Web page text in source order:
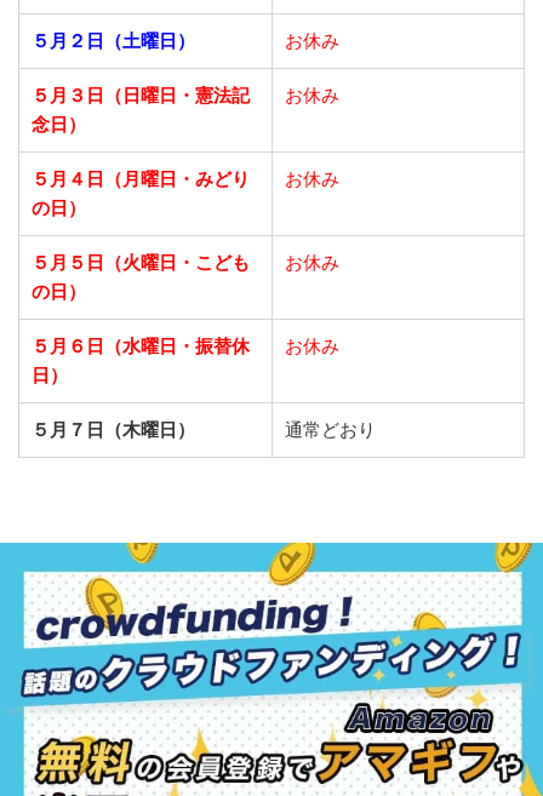
５月２日（土曜日） お休み
５月３日（日曜日・憲法記
念日）
お休み
５月４日（月曜日・みどり
の日）
お休み
５月５日（火曜日・こども
の日）
お休み
５月６日（水曜日・振替休
日）
お休み
５月７日（木曜日） 通常どおり